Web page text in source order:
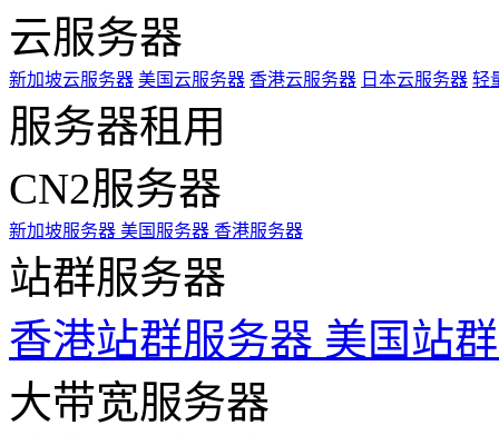
云服务器
新加坡云服务器 美国云服务器 香港云服务器 日本云服务器 轻
服务器租用
CN2服务器
新加坡服务器 美国服务器 香港服务器
站群服务器
香港站群服务器 美国站
大带宽服务器